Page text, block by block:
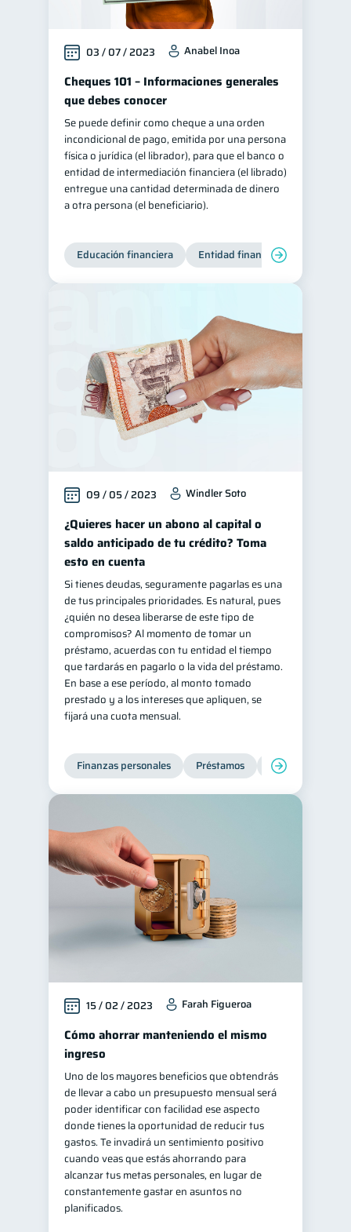
03 / 07 / 2023 Anabel Inoa
Cheques 101 – Informaciones generales
que debes conocer
Se puede definir como cheque a una orden
incondicional de pago, emitida por una persona
física o jurídica (el librador), para que el banco o
entidad de intermediación financiera (el librado)
entregue una cantidad determinada de dinero
a otra persona (el beneficiario).
Educación financiera Entidad financiera
09 / 05 / 2023 Windler Soto
¿Quieres hacer un abono al capital o
saldo anticipado de tu crédito? Toma
esto en cuenta
Si tienes deudas, seguramente pagarlas es una
de tus principales prioridades. Es natural, pues
¿quién no desea liberarse de este tipo de
compromisos? Al momento de tomar un
préstamo, acuerdas con tu entidad el tiempo
que tardarás en pagarlo o la vida del préstamo.
En base a ese período, al monto tomado
prestado y a los intereses que apliquen, se
fijará una cuota mensual.
Finanzas personales Préstamos Productos
15 / 02 / 2023 Farah Figueroa
Cómo ahorrar manteniendo el mismo
ingreso
Uno de los mayores beneficios que obtendrás
de llevar a cabo un presupuesto mensual será
poder identificar con facilidad ese aspecto
donde tienes la oportunidad de reducir tus
gastos. Te invadirá un sentimiento positivo
cuando veas que estás ahorrando para
alcanzar tus metas personales, en lugar de
constantemente gastar en asuntos no
planificados.